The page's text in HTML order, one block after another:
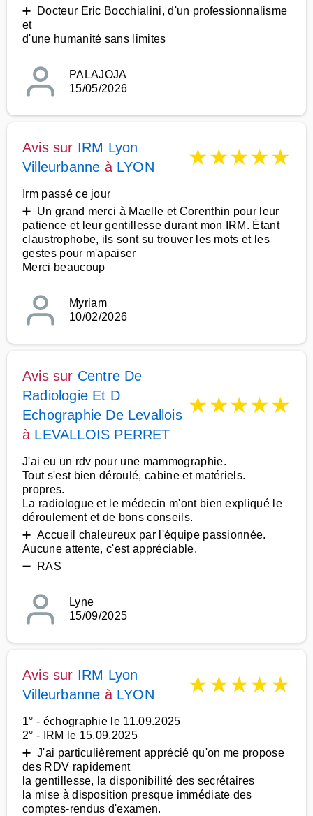
➕ Docteur Eric Bocchialini, d'un professionnalisme
et
d'une humanité sans limites
PALAJOJA
15/05/2026
Avis sur IRM Lyon
Villeurbanne à LYON ★★★★★
Irm passé ce jour
➕ Un grand merci à Maelle et Corenthin pour leur
patience et leur gentillesse durant mon IRM. Étant
claustrophobe, ils sont su trouver les mots et les
gestes pour m'apaiser
Merci beaucoup
Myriam
10/02/2026
Avis sur Centre De
Radiologie Et D
Echographie De Levallois
à LEVALLOIS PERRET
★★★★★
J'ai eu un rdv pour une mammographie.
Tout s'est bien déroulé, cabine et matériels.
propres.
La radiologue et le médecin m'ont bien expliqué le
déroulement et de bons conseils.
➕ Accueil chaleureux par l'équipe passionnée.
Aucune attente, c'est appréciable.
➖ RAS
Lyne
15/09/2025
Avis sur IRM Lyon
Villeurbanne à LYON ★★★★★
1° - échographie le 11.09.2025
2° - IRM le 15.09.2025
➕ J'ai particulièrement apprécié qu'on me propose
des RDV rapidement
la gentillesse, la disponibilité des secrétaires
la mise à disposition presque immédiate des
comptes-rendus d'examen.